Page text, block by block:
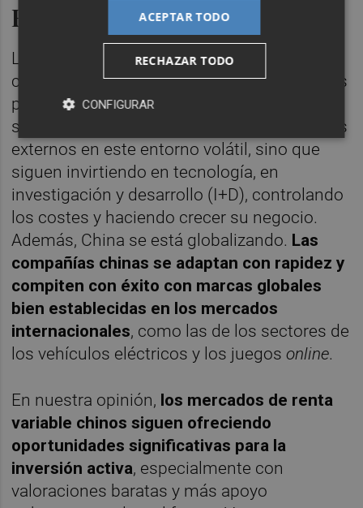
Fuerte competitividad
La fuerte competitividad de las empresas
chinas nos permite seguir siendo optimistas
para continuar invertidos a largo plazo. No
sólo se están adaptando a los diversos retos
externos en este entorno volátil, sino que
siguen invirtiendo en tecnología, en
investigación y desarrollo (I+D), controlando
los costes y haciendo crecer su negocio.
Además, China se está globalizando. Las
compañías chinas se adaptan con rapidez y
compiten con éxito con marcas globales
bien establecidas en los mercados
internacionales, como las de los sectores de
los vehículos eléctricos y los juegos online.
En nuestra opinión, los mercados de renta
variable chinos siguen ofreciendo
oportunidades significativas para la
inversión activa, especialmente con
valoraciones baratas y más apoyo
ACEPTAR TODO
RECHAZAR TODO
CONFIGURAR